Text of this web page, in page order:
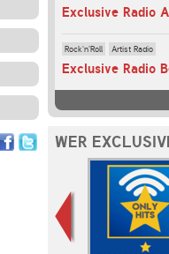
Exclusive Radio
Rock'n'Roll Artist Radio
Exclusive Radio
WER